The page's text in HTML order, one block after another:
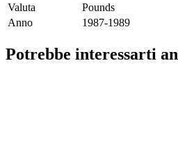
Valuta
Pounds
Anno
1987-1989
Potrebbe interessarti